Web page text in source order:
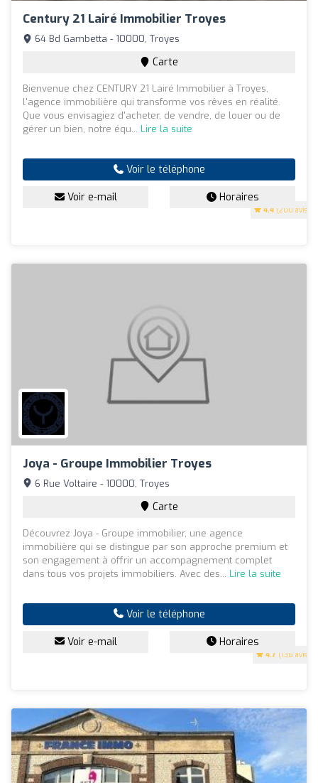
Century 21 Lairé Immobilier Troyes
4.4 (200 avis)
64 Bd Gambetta - 10000, Troyes
Carte
Bienvenue chez CENTURY 21 Lairé Immobilier à Troyes,
l'agence immobilière qui transforme vos rêves en réalité.
Que vous envisagiez d'acheter, de vendre, de louer ou de
gérer un bien, notre équ... Lire la suite
Voir le téléphone
Voir e-mail Horaires
Joya - Groupe Immobilier Troyes
4.7 (138 avis)
6 Rue Voltaire - 10000, Troyes
Carte
Découvrez Joya - Groupe immobilier, une agence
immobilière qui se distingue par son approche premium et
son engagement à offrir un accompagnement complet
dans tous vos projets immobiliers. Avec des... Lire la suite
Voir le téléphone
Voir e-mail Horaires